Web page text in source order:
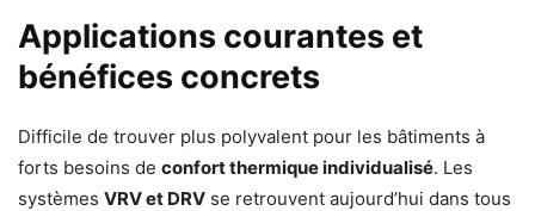
Applications courantes et
bénéfices concrets
Difficile de trouver plus polyvalent pour les bâtiments à
forts besoins de confort thermique individualisé. Les
systèmes VRV et DRV se retrouvent aujourd’hui dans tous